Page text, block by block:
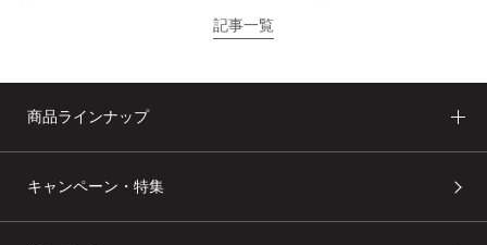
記事一覧
商品ラインナップ
キャンペーン・特集